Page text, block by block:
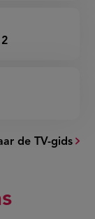
de TV-gids